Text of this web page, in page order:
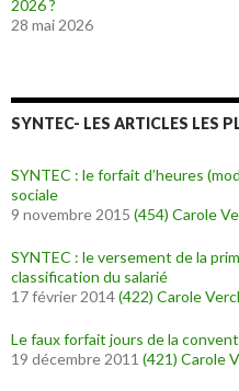
2026 ?
28 mai 2026
SYNTEC- LES ARTICLES LES
SYNTEC : le forfait d’heures
sociale
9 novembre 2015 (454) Carole
SYNTEC : le versement de la
classification du salarié
17 février 2014(422) Carole
Le faux forfait jours de la
19 décembre 2011 (421) Carole